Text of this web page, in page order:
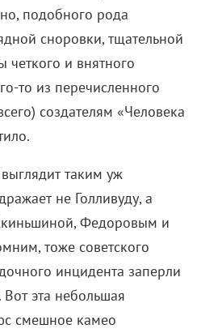
подобного рода
сноровки, тщательной
четкого и внятного
то из перечисленного
создателям «Человека
таким уж
не Голливуду, а
Федоровым и
тоже советского
инцидента заперли
Вот эта небольшая
смешное камео